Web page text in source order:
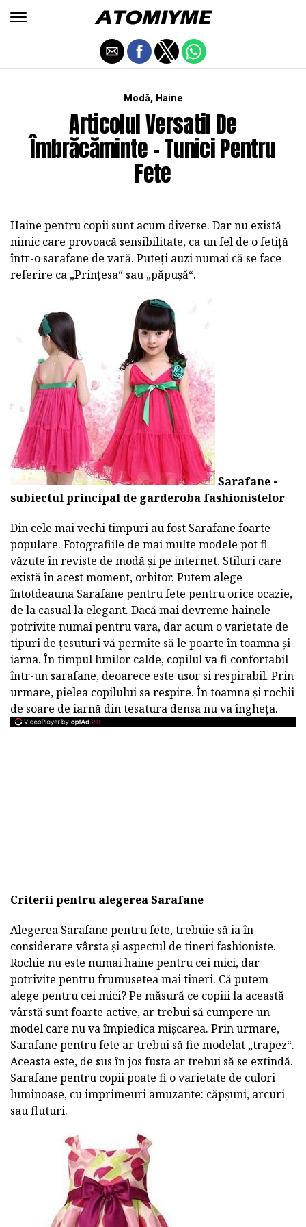
Modă, Haine
Articolul Versatil De
Îmbrăcăminte - Tunici Pentru
Fete
Haine pentru copii sunt acum diverse. Dar nu există
nimic care provoacă sensibilitate, ca un fel de o fetiță
într-o sarafane de vară. Puteți auzi numai că se face
referire ca „Prințesa“ sau „păpușă“.
Sarafane -
subiectul principal de garderoba fashionistelor
Din cele mai vechi timpuri au fost Sarafane foarte
populare. Fotografiile de mai multe modele pot fi
văzute în reviste de modă și pe internet. Stiluri care
există în acest moment, orbitor. Putem alege
întotdeauna Sarafane pentru fete pentru orice ocazie,
de la casual la elegant. Dacă mai devreme hainele
potrivite numai pentru vara, dar acum o varietate de
tipuri de țesuturi vă permite să le poarte în toamna și
iarna. În timpul lunilor calde, copilul va fi confortabil
într-un sarafane, deoarece este usor si respirabil. Prin
urmare, pielea copilului sa respire. În toamna și rochii
de soare de iarnă din tesatura densa nu va îngheța.
Criterii pentru alegerea Sarafane
Alegerea Sarafane pentru fete,trebuie să ia în
considerare vârsta și aspectul de tineri fashioniste.
Rochie nu este numai haine pentru cei mici, dar
potrivite pentru frumusetea mai tineri. Că putem
alege pentru cei mici? Pe măsură ce copiii la această
vârstă sunt foarte active, ar trebui să cumpere un
model care nu va împiedica mișcarea. Prin urmare,
Sarafane pentru fete ar trebui să fie modelat „trapez“.
Aceasta este, de sus în jos fusta ar trebui să se extindă.
Sarafane pentru copii poate fi o varietate de culori
luminoase, cu imprimeuri amuzante: căpșuni, arcuri
sau fluturi.